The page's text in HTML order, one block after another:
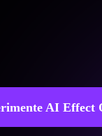
AI Effect